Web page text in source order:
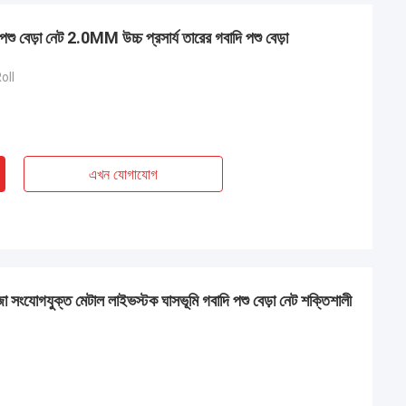
নেট 2.0MM উচ্চ প্রসার্য তারের গবাদি পশু বেড়া
এখন যোগাযোগ
মেটাল লাইভস্টক ঘাসভূমি গবাদি পশু বেড়া নেট শক্তিশালী